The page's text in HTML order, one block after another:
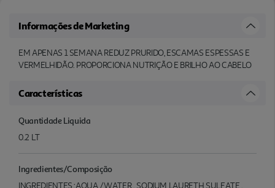
Informações de Marketing
EM APENAS 1 SEMANA REDUZ PRURIDO, ESCAMAS ESPESSAS E
VERMELHIDÃO. PROPORCIONA NUTRIÇÃO E BRILHO AO CABELO
Características
Quantidade Liquida
0.2 LT
Ingredientes/Composição
INGREDIENTES :AQUA /WATER . SODIUM LAURETH SULFATE .